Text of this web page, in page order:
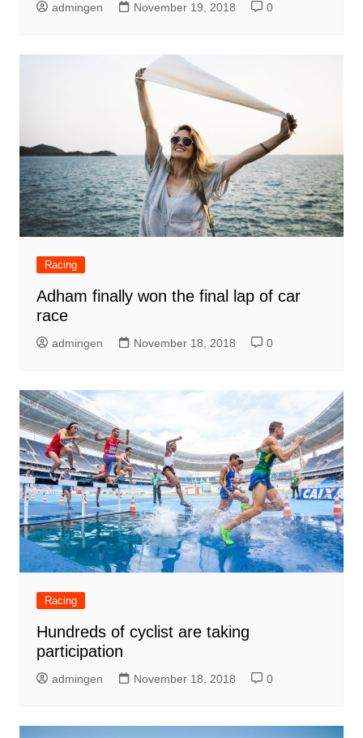
admingen November 19, 2018 0
Racing
Adham finally won the final lap of car
race
admingen November 18, 2018 0
Racing
Hundreds of cyclist are taking
participation
admingen November 18, 2018 0